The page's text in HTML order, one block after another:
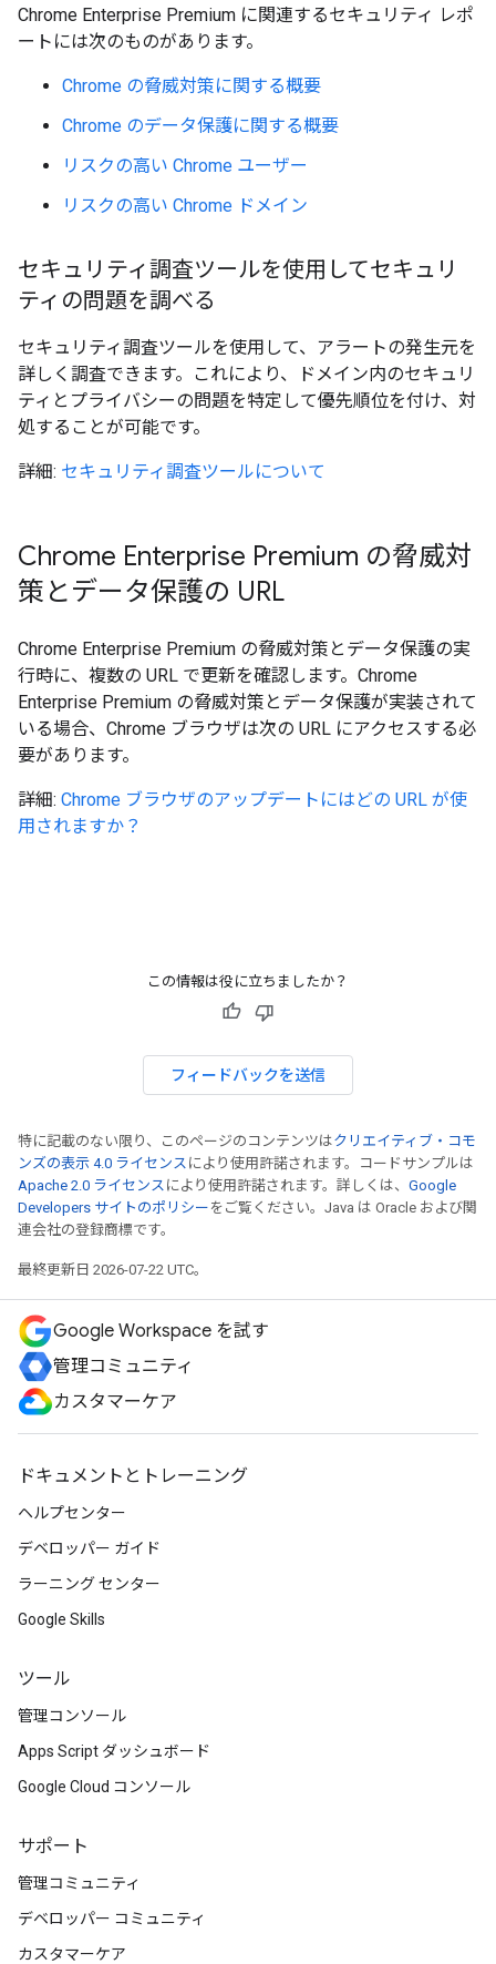
Chrome Enterprise Premium に関連するセキュリティ レポ
ートには次のものがあります。
Chrome の脅威対策に関する概要
Chrome のデータ保護に関する概要
リスクの高い Chrome ユーザー
リスクの高い Chrome ドメイン
セキュリティ調査ツールを使用してセキュリ
ティの問題を調べる
セキュリティ調査ツールを使用して、アラートの発生元を
詳しく調査できます。これにより、ドメイン内のセキュリ
ティとプライバシーの問題を特定して優先順位を付け、対
処することが可能です。
詳細: セキュリティ調査ツールについて
Chrome Enterprise Premium の脅威対
策とデータ保護の URL
Chrome Enterprise Premium の脅威対策とデータ保護の実
行時に、複数の URL で更新を確認します。Chrome
Enterprise Premium の脅威対策とデータ保護が実装されて
いる場合、Chrome ブラウザは次の URL にアクセスする必
要があります。
詳細: Chrome ブラウザのアップデートにはどの URL が使
用されますか？
この情報は役に立ちましたか？
フィードバックを送信
特に記載のない限り、このページのコンテンツはクリエイティブ・コモ
ンズの表示 4.0 ライセンス により使用許諾されます。コードサンプルは
Apache 2.0 ライセンス により使用許諾されます。詳しくは、 Google
Developers サイトのポリシー をご覧ください。Java は Oracle および関
連会社の登録商標です。
最終更新日 2026-07-22 UTC。
Google Workspace を試す
管理コミュニティ
カスタマーケア
ドキュメントとトレーニング
ヘルプセンター
デベロッパー ガイド
ラーニング センター
Google Skills
ツール
管理コンソール
Apps Script ダッシュボード
Google Cloud コンソール
サポート
管理コミュニティ
デベロッパー コミュニティ
カスタマーケア